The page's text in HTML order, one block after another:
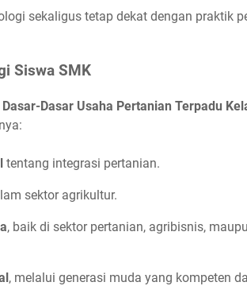
sekaligus tetap dekat dengan praktik
Siswa SMK
Dasar Usaha Pertanian Terpadu
tentang integrasi pertanian.
sektor agrikultur.
, baik di sektor pertanian, agribisnis,
, melalui generasi muda yang kompeten